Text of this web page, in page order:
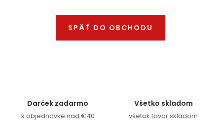
Doprava a platba Váš zákaznícky účet
SPÄŤ DO OBCHODU
Darček zadarmo
k objednávke nad €40
Všetko skladom
všetok tovar skladom